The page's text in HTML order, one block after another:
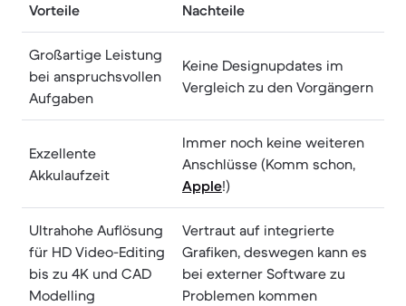
Vorteile Nachteile
Großartige Leistung
bei anspruchsvollen
Aufgaben
Keine Designupdates im
Vergleich zu den Vorgängern
Exzellente
Akkulaufzeit
Immer noch keine weiteren
Anschlüsse (Komm schon,
Apple!)
Ultrahohe Auflösung
für HD Video-Editing
bis zu 4K und CAD
Modelling
Vertraut auf integrierte
Grafiken, deswegen kann es
bei externer Software zu
Problemen kommen